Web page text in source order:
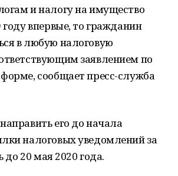
и налогу на имущество
году впервые, то гражданин
в любую налоговую
заявлением по
сообщает пресс-служба
его до начала
налоговых уведомлений за
до 20 мая 2020 года.